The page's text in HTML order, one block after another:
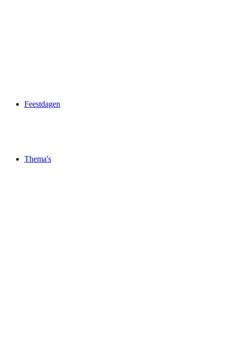
Feestdagen
Thema's